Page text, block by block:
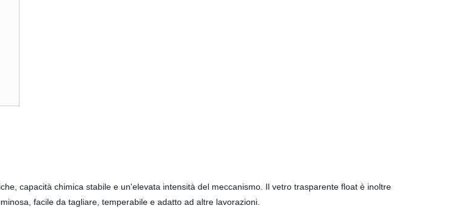
capacità chimica stabile e un'elevata intensità del meccanismo. Il vetro trasparente float è inoltre
facile da tagliare, temperabile e adatto ad altre lavorazioni.